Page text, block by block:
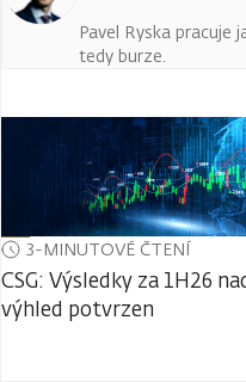
Pavel Ryska pracuje
tedy burze.
3-MINUTOVÉ ČTENÍ
CSG: Výsledky za 1H26
výhled potvrzen